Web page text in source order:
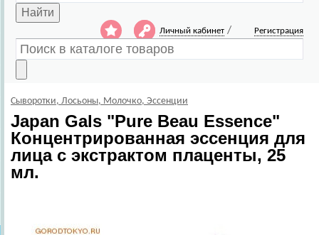
Найти
Личный кабинет / Регистрация
Сыворотки, Лосьоны, Молочко, Эссенции
Japan Gals "Pure Beau Essence"
Концентрированная эссенция для
лица с экстрактом плаценты, 25
мл.